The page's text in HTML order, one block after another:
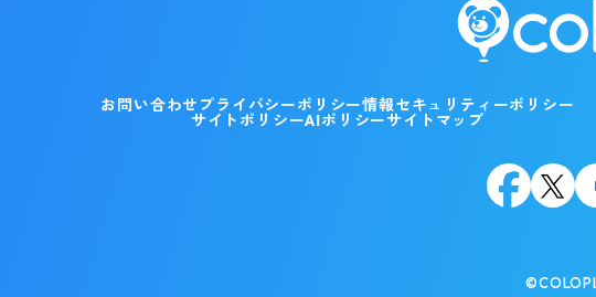
お問い合わせ プライバシーポリシー情報セキュリティーポリシー
サイトポリシーAIポリシーサイトマップ